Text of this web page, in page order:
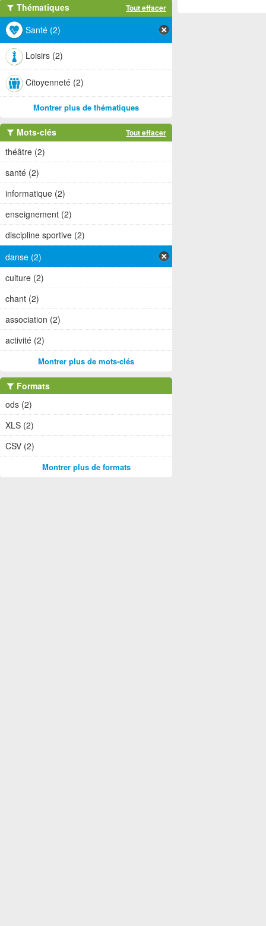
Thématiques Tout effacer
Santé (2)
Loisirs (2)
Citoyenneté (2)
Montrer plus de thématiques
Mots-clés Tout effacer
théâtre (2)
santé (2)
informatique (2)
enseignement (2)
discipline sportive (2)
danse (2)
culture (2)
chant (2)
association (2)
activité (2)
Montrer plus de mots-clés
Formats
ods (2)
XLS (2)
CSV (2)
Montrer plus de formats